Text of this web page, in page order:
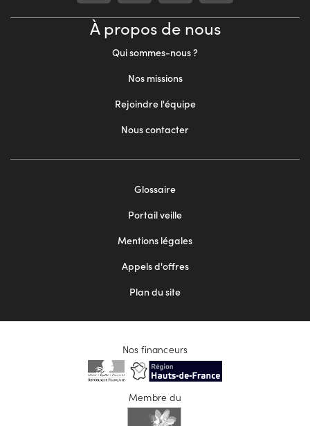
À propos de nous
Qui sommes-nous ?
Nos missions
Rejoindre l'équipe
Nous contacter
Glossaire
Portail veille
Mentions légales
Appels d'offres
Plan du site
Nos financeurs
Membre du